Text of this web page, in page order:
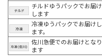
チルドゆうパックでお届け
します
冷凍ゆうパックでお届けし
ます。
佐川急便でのお届けとなり
ます